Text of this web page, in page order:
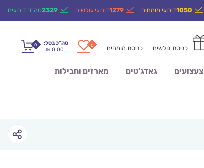
1050דירוגי מומחים 1279דירוגי גולשים 2329סה"כ דירוגים
כניסת גולשים כניסת מומחים 0
0 סה"כ בסל:
₪ 0.00
צעצועים גאדג’טים מארזים וחבילות